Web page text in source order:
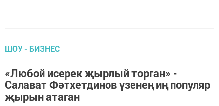
ШОУ - БИЗНЕС
«Любой исерек җырлый торган» -
Салават Фәтхетдинов үзенең иң популяр
җырын атаган